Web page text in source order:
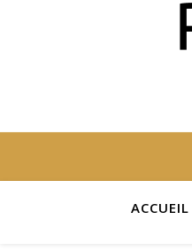
ACCUEIL